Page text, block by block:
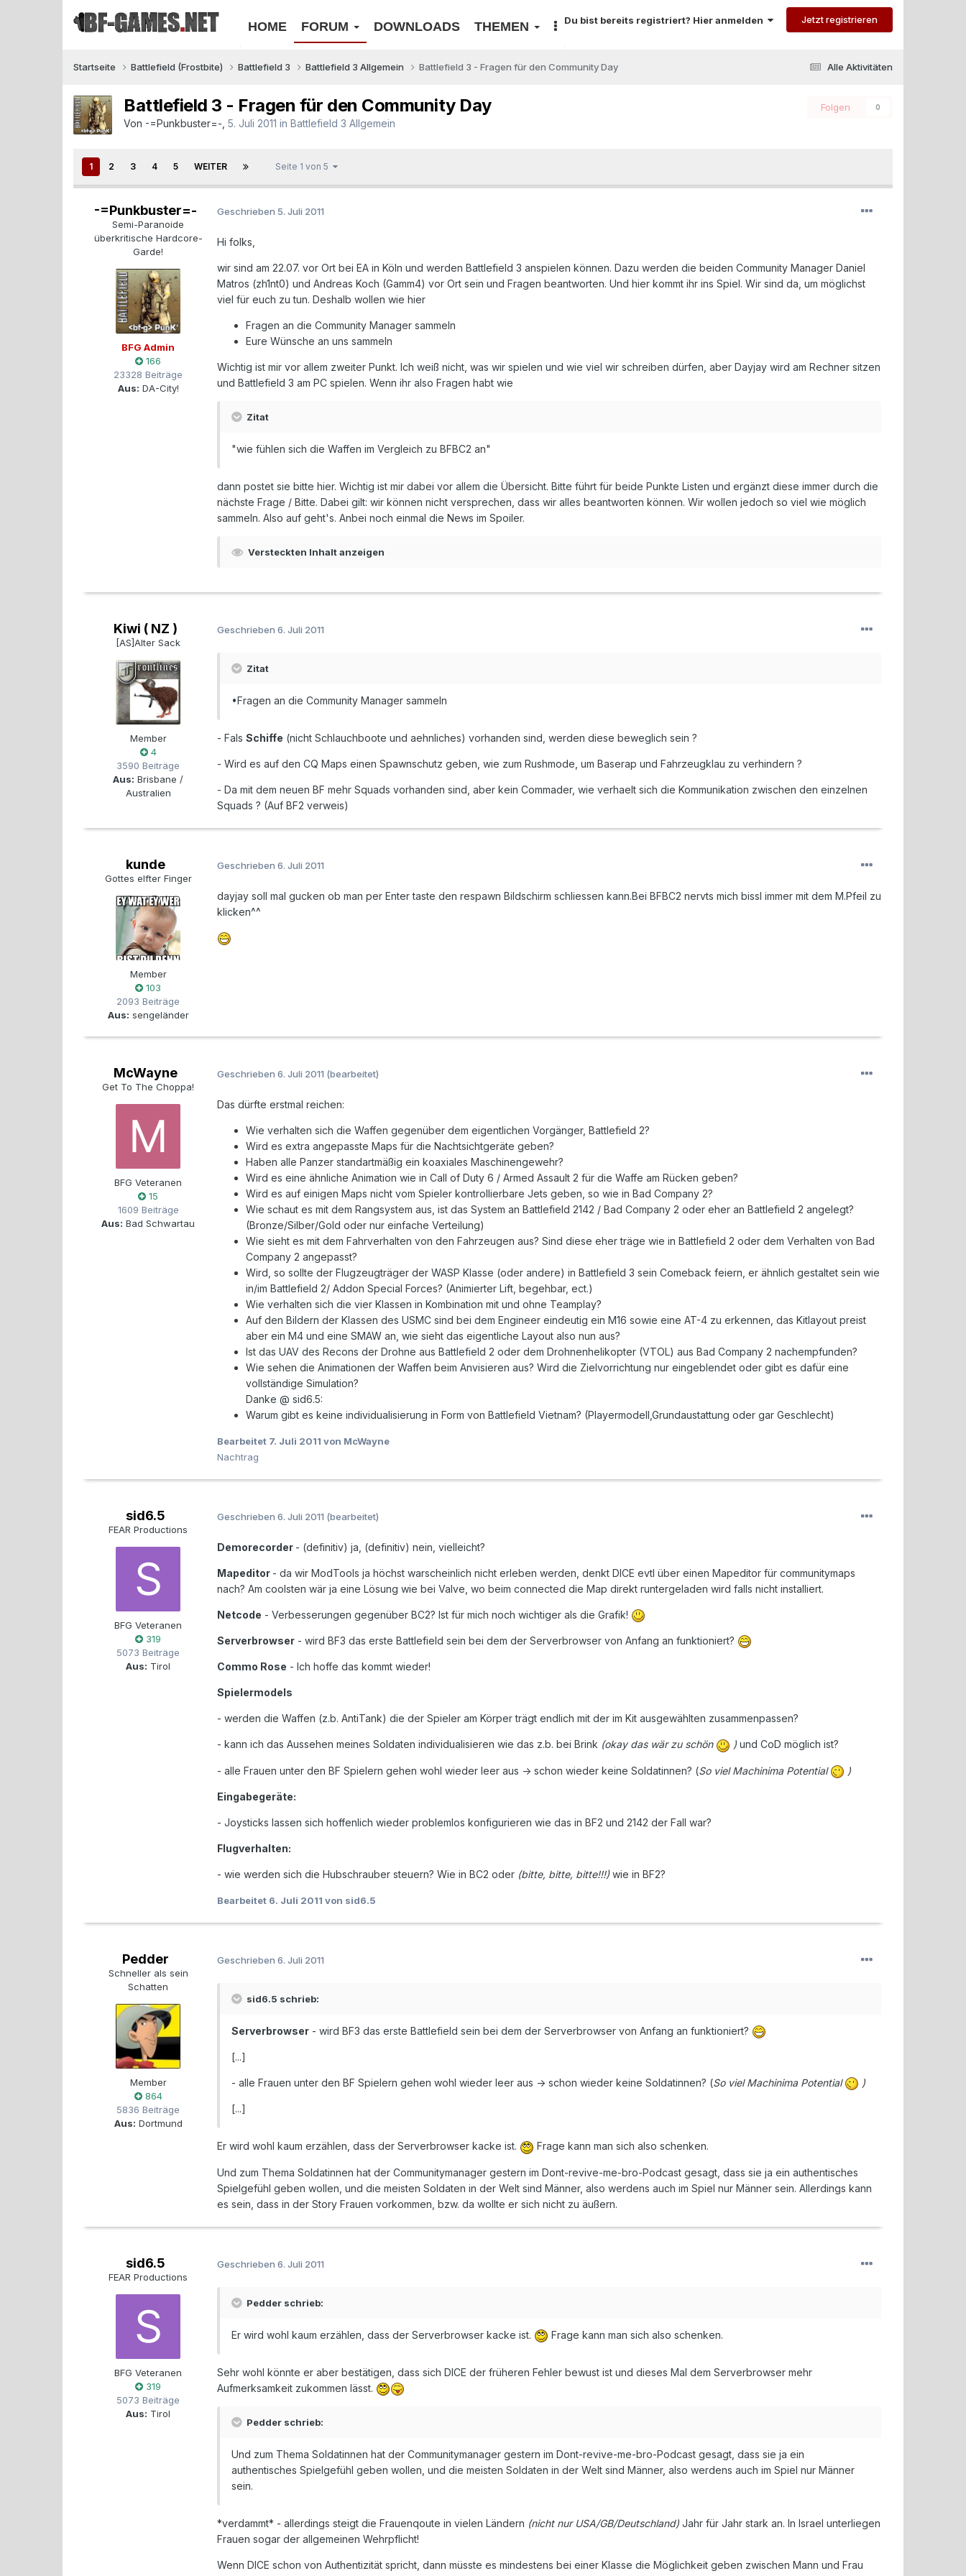
HOME FORUM DOWNLOADS THEMEN Du bist bereits registriert? Hier anmelden Jetzt registrieren
Alle Aktivitäten
Startseite Battlefield (Frostbite) Battlefield 3 Battlefield 3 Allgemein Battlefield 3 - Fragen für den Community Day
Folgen 0
Battlefield 3 - Fragen für den Community Day
Von -=Punkbuster=- 5. Juli 2011 in Battlefield 3 Allgemein
1 2 3 4 5 WEITER Seite 1 von 5
-=Punkbuster=-
Semi-Paranoide
überkritische Hardcore-
Garde!
BFG Admin
166
23328 Beiträge
Aus: DA-City!
Geschrieben 5. Juli 2011
Hi folks,
wir sind am 22.07. vor Ort bei EA in Köln und werden Battlefield 3 anspielen können. Dazu werden die beiden Community Manager Daniel
Matros (zh1nt0) und Andreas Koch (Gamm4) vor Ort sein und Fragen beantworten. Und hier kommt ihr ins Spiel. Wir sind da, um möglichst
viel für euch zu tun. Deshalb wollen wie hier
Fragen an die Community Manager sammeln
Eure Wünsche an uns sammeln
Wichtig ist mir vor allem zweiter Punkt. Ich weiß nicht, was wir spielen und wie viel wir schreiben dürfen, aber Dayjay wird am Rechner sitzen
und Battlefield 3 am PC spielen. Wenn ihr also Fragen habt wie
Zitat
"wie fühlen sich die Waffen im Vergleich zu BFBC2 an"
dann postet sie bitte hier. Wichtig ist mir dabei vor allem die Übersicht. Bitte führt für beide Punkte Listen und ergänzt diese immer durch die
nächste Frage / Bitte. Dabei gilt: wir können nicht versprechen, dass wir alles beantworten können. Wir wollen jedoch so viel wie möglich
sammeln. Also auf geht's. Anbei noch einmal die News im Spoiler.
Versteckten Inhalt anzeigen
Kiwi ( NZ )
[AS]Alter Sack
Member
4
3590 Beiträge
Aus: Brisbane /
Australien
Geschrieben 6. Juli 2011
Zitat
•Fragen an die Community Manager sammeln
- Fals Schiffe (nicht Schlauchboote und aehnliches) vorhanden sind, werden diese beweglich sein ?
- Wird es auf den CQ Maps einen Spawnschutz geben, wie zum Rushmode, um Baserap und Fahrzeugklau zu verhindern ?
- Da mit dem neuen BF mehr Squads vorhanden sind, aber kein Commader, wie verhaelt sich die Kommunikation zwischen den einzelnen
Squads ? (Auf BF2 verweis)
kunde
Gottes elfter Finger
Member
103
2093 Beiträge
Aus: sengeländer
Geschrieben 6. Juli 2011
dayjay soll mal gucken ob man per Enter taste den respawn Bildschirm schliessen kann.Bei BFBC2 nervts mich bissl immer mit dem M.Pfeil zu
klicken^^
McWayne
Get To The Choppa!
BFG Veteranen
15
1609 Beiträge
Aus: Bad Schwartau
Geschrieben 6. Juli 2011 (bearbeitet)
Das dürfte erstmal reichen:
Wie verhalten sich die Waffen gegenüber dem eigentlichen Vorgänger, Battlefield 2?
Wird es extra angepasste Maps für die Nachtsichtgeräte geben?
Haben alle Panzer standartmäßig ein koaxiales Maschinengewehr?
Wird es eine ähnliche Animation wie in Call of Duty 6 / Armed Assault 2 für die Waffe am Rücken geben?
Wird es auf einigen Maps nicht vom Spieler kontrollierbare Jets geben, so wie in Bad Company 2?
Wie schaut es mit dem Rangsystem aus, ist das System an Battlefield 2142 / Bad Company 2 oder eher an Battlefield 2 angelegt?
(Bronze/Silber/Gold oder nur einfache Verteilung)
Wie sieht es mit dem Fahrverhalten von den Fahrzeugen aus? Sind diese eher träge wie in Battlefield 2 oder dem Verhalten von Bad
Company 2 angepasst?
Wird, so sollte der Flugzeugträger der WASP Klasse (oder andere) in Battlefield 3 sein Comeback feiern, er ähnlich gestaltet sein wie
in/im Battlefield 2/ Addon Special Forces? (Animierter Lift, begehbar, ect.)
Wie verhalten sich die vier Klassen in Kombination mit und ohne Teamplay?
Auf den Bildern der Klassen des USMC sind bei dem Engineer eindeutig ein M16 sowie eine AT-4 zu erkennen, das Kitlayout preist
aber ein M4 und eine SMAW an, wie sieht das eigentliche Layout also nun aus?
Ist das UAV des Recons der Drohne aus Battlefield 2 oder dem Drohnenhelikopter (VTOL) aus Bad Company 2 nachempfunden?
Wie sehen die Animationen der Waffen beim Anvisieren aus? Wird die Zielvorrichtung nur eingeblendet oder gibt es dafür eine
vollständige Simulation?
Danke @ sid6.5:
Warum gibt es keine individualisierung in Form von Battlefield Vietnam? (Playermodell,Grundaustattung oder gar Geschlecht)
Bearbeitet 7. Juli 2011 von McWayne
Nachtrag
sid6.5
FEAR Productions
BFG Veteranen
319
5073 Beiträge
Aus: Tirol
Geschrieben 6. Juli 2011 (bearbeitet)
Demorecorder - (definitiv) ja, (definitiv) nein, vielleicht?
Mapeditor - da wir ModTools ja höchst warscheinlich nicht erleben werden, denkt DICE evtl über einen Mapeditor für communitymaps
nach? Am coolsten wär ja eine Lösung wie bei Valve, wo beim connected die Map direkt runtergeladen wird falls nicht installiert.
Netcode - Verbesserungen gegenüber BC2? Ist für mich noch wichtiger als die Grafik!
Serverbrowser - wird BF3 das erste Battlefield sein bei dem der Serverbrowser von Anfang an funktioniert?
Commo Rose - Ich hoffe das kommt wieder!
Spielermodels
- werden die Waffen (z.b. AntiTank) die der Spieler am Körper trägt endlich mit der im Kit ausgewählten zusammenpassen?
- kann ich das Aussehen meines Soldaten individualisieren wie das z.b. bei Brink (okay das wär zu schön ) und CoD möglich ist?
- alle Frauen unter den BF Spielern gehen wohl wieder leer aus -> schon wieder keine Soldatinnen? (So viel Machinima Potential )
Eingabegeräte:
- Joysticks lassen sich hoffenlich wieder problemlos konfigurieren wie das in BF2 und 2142 der Fall war?
Flugverhalten:
- wie werden sich die Hubschrauber steuern? Wie in BC2 oder (bitte, bitte, bitte!!!)wie in BF2?
Bearbeitet 6. Juli 2011 von sid6.5
Pedder
Schneller als sein
Schatten
Member
864
5836 Beiträge
Aus: Dortmund
Geschrieben 6. Juli 2011
sid6.5 schrieb:
Serverbrowser - wird BF3 das erste Battlefield sein bei dem der Serverbrowser von Anfang an funktioniert?
[...]
- alle Frauen unter den BF Spielern gehen wohl wieder leer aus -> schon wieder keine Soldatinnen? (So viel Machinima Potential )
[...]
Er wird wohl kaum erzählen, dass der Serverbrowser kacke ist. Frage kann man sich also schenken.
Und zum Thema Soldatinnen hat der Communitymanager gestern im Dont-revive-me-bro-Podcast gesagt, dass sie ja ein authentisches
Spielgefühl geben wollen, und die meisten Soldaten in der Welt sind Männer, also werdens auch im Spiel nur Männer sein. Allerdings kann
es sein, dass in der Story Frauen vorkommen, bzw. da wollte er sich nicht zu äußern.
sid6.5
FEAR Productions
BFG Veteranen
319
5073 Beiträge
Aus: Tirol
Geschrieben 6. Juli 2011
Pedder schrieb:
Er wird wohl kaum erzählen, dass der Serverbrowser kacke ist. Frage kann man sich also schenken.
Sehr wohl könnte er aber bestätigen, dass sich DICE der früheren Fehler bewust ist und dieses Mal dem Serverbrowser mehr
Aufmerksamkeit zukommen lässt.
Pedder schrieb:
Und zum Thema Soldatinnen hat der Communitymanager gestern im Dont-revive-me-bro-Podcast gesagt, dass sie ja ein
authentisches Spielgefühl geben wollen, und die meisten Soldaten in der Welt sind Männer, also werdens auch im Spiel nur Männer
sein.
*verdammt* - allerdings steigt die Frauenqoute in vielen Ländern (nicht nur USA/GB/Deutschland) Jahr für Jahr stark an. In Israel unterliegen
Frauen sogar der allgemeinen Wehrpflicht!
Wenn DICE schon von Authentizität spricht, dann müsste es mindestens bei einer Klasse die Möglichkeit geben zwischen Mann und Frau